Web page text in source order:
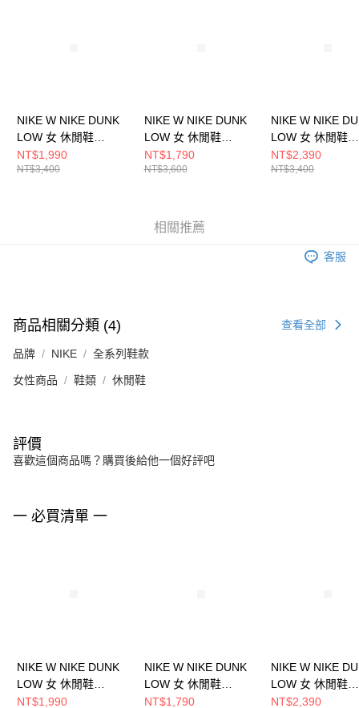
NIKE W NIKE DUNK
LOW 女 休閒鞋
HV0842133
NT$1,990
NT$3,400
NIKE W NIKE DUNK
LOW 女 休閒鞋
FZ2552001
NT$1,790
NT$3,600
NIKE W NIKE
LOW 女 休閒鞋
DD1503103
NT$2,390
NT$3,400
相關推薦
客服
商品相關分類 (4) 查看全部
品牌 NIKE 全系列鞋款
女性商品 鞋類 休閒鞋
評價
喜歡這個商品嗎？購買後給他一個好評吧
一 必買清單 一
NIKE W NIKE DUNK
LOW 女 休閒鞋
HV0842133
NT$1,990
NIKE W NIKE DUNK
LOW 女 休閒鞋
FZ2552001
NT$1,790
NIKE W NIKE
LOW 女 休閒鞋
DD1503103
NT$2,390